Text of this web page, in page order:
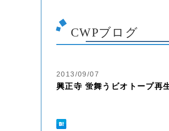
CWPブログ
2013/09/07
興正寺 蛍舞うビオトープ再